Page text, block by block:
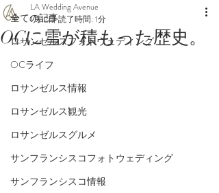
全ての記事
ロサンゼルスフォトウェディング
OCライフ
ロサンゼルス情報
ロサンゼルス観光
ロサンゼルスグルメ
サンフランシスコフォトウェディング
サンフランシスコ情報
OCに雪が積もった歴史。
LA Wedding Avenue
1月12日読了時間: 1分